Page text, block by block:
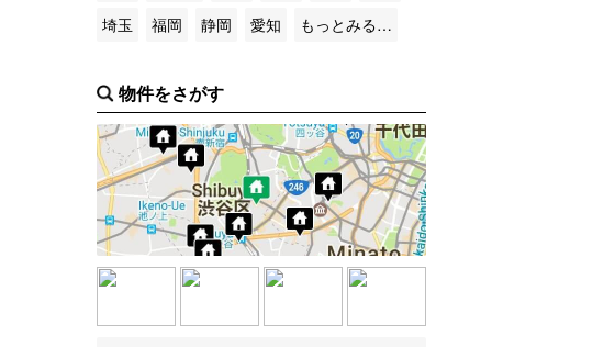
埼玉
福岡 静岡 愛知 もっとみる…
物件をさがす